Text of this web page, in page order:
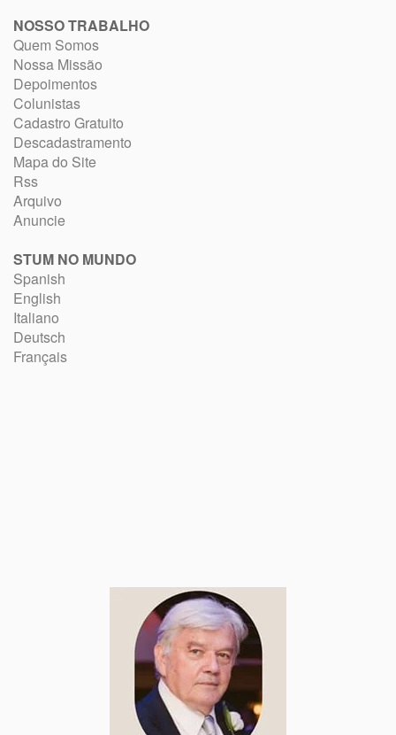
NOSSO TRABALHO
Quem Somos
Nossa Missão
Depoimentos
Colunistas
Cadastro Gratuito
Descadastramento
Mapa do Site
Rss
Arquivo
Anuncie
STUM NO MUNDO
Spanish
English
Italiano
Deutsch
Français